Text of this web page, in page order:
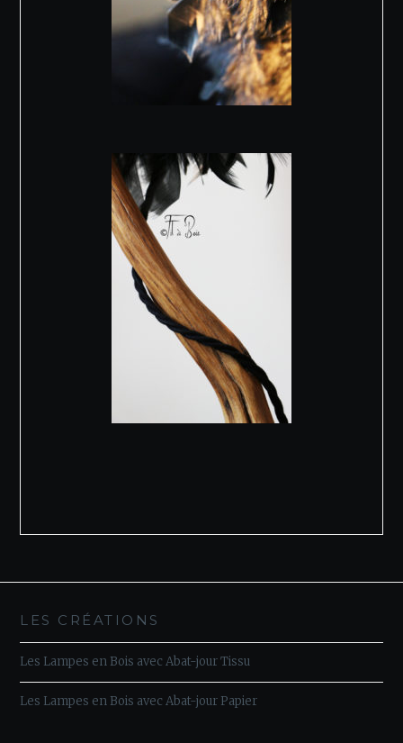
LES CRÉATIONS
Les Lampes en Bois avec Abat-jour Tissu
Les Lampes en Bois avec Abat-jour Papier